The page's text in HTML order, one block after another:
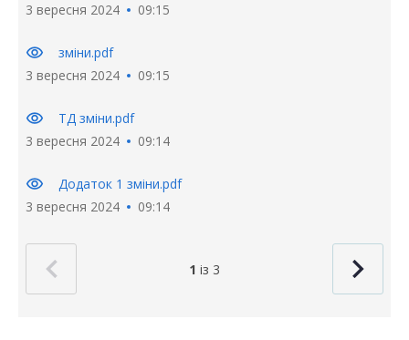
3 вересня 2024
09:15
visibility
зміни.pdf
3 вересня 2024
09:15
visibility
ТД зміни.pdf
3 вересня 2024
09:14
visibility
Додаток 1 зміни.pdf
3 вересня 2024
09:14
1 із 3